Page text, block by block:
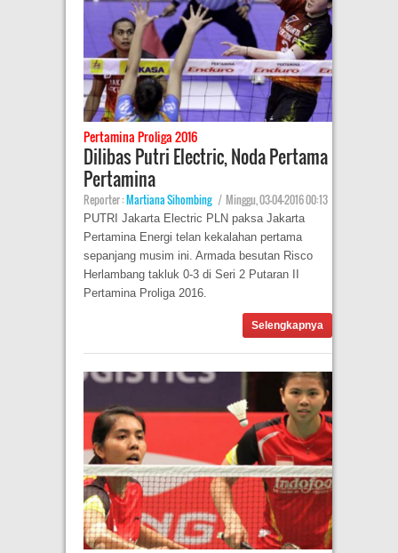
Pertamina Proliga 2016
Dilibas Putri Electric, Noda Pertama
Pertamina
Reporter :Martiana Sihombing | Minggu, 03-04-2016 00:13
PUTRI Jakarta Electric PLN paksa Jakarta
Pertamina Energi telan kekalahan pertama
sepanjang musim ini. Armada besutan Risco
Herlambang takluk 0-3 di Seri 2 Putaran II
Pertamina Proliga 2016.
Selengkapnya